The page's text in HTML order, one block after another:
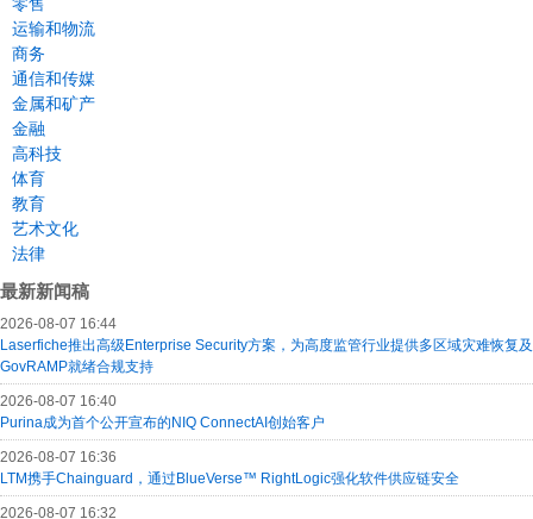
运输和物流
商务
通信和传媒
金属和矿产
金融
高科技
体育
教育
艺术文化
法律
最新新闻稿
2026-08-07 16:44
Laserfiche推出高级Enterprise Security方案，为高度监管行业提供多区域灾难恢复及
GovRAMP就绪合规支持
2026-08-07 16:40
Purina成为首个公开宣布的NIQ ConnectAI创始客户
2026-08-07 16:36
LTM携手Chainguard，通过BlueVerse™ RightLogic强化软件供应链安全
2026-08-07 16:32